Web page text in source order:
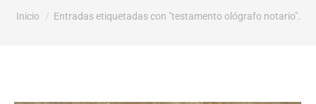
Estás aquí:
Inicio Entradas etiquetadas con "testamento ológrafo notario".